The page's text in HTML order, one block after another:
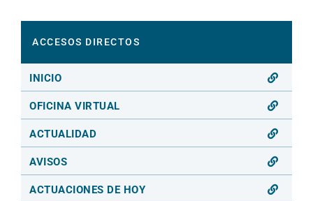
ACCESOS DIRECTOS
INICIO
OFICINA VIRTUAL
ACTUALIDAD
AVISOS
ACTUACIONES DE HOY